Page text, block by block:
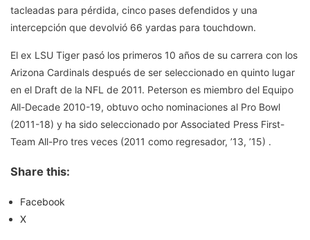
tacleadas para pérdida, cinco pases defendidos y una
intercepción que devolvió 66 yardas para touchdown.
El ex LSU Tiger pasó los primeros 10 años de su carrera con los
Arizona Cardinals después de ser seleccionado en quinto lugar
en el Draft de la NFL de 2011. Peterson es miembro del Equipo
All-Decade 2010-19, obtuvo ocho nominaciones al Pro Bowl
(2011-18) y ha sido seleccionado por Associated Press First-
Team All-Pro tres veces (2011 como regresador, ’13, ’15) .
Share this:
Facebook
X